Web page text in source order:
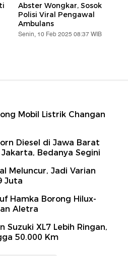
Abster Wongkar, Sosok
Polisi Viral Pengawal
Ambulans
Senin, 10 Feb 2025 08:37 WIB
Mobil Listrik Changan
Diesel di Jawa Barat
Bedanya Segini
Meluncur, Jadi Varian
Juta
Hamka Borong Hilux-
Aletra
Suzuki XL7 Lebih Ringan,
50.000 Km